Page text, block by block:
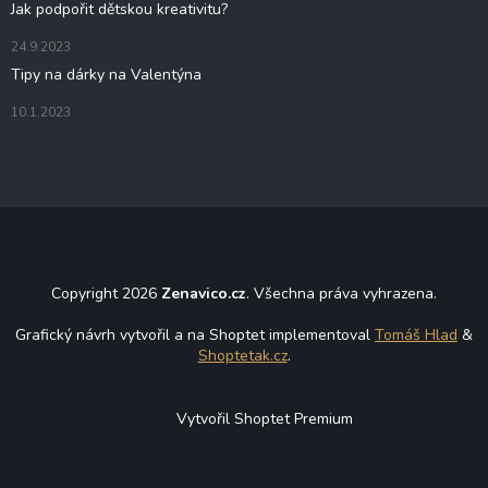
Jak podpořit dětskou kreativitu?
24.9.2023
Tipy na dárky na Valentýna
10.1.2023
Copyright 2026 Zenavico.cz. Všechna práva vyhrazena.
Grafický návrh vytvořil a na Shoptet implementoval Tomáš Hlad &
Shoptetak.cz.
Vytvořil Shoptet Premium